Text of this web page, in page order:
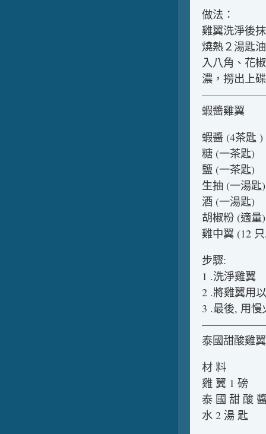
做法：
雞翼洗淨後
燒熱２湯匙
入八角、花
濃，撈出上
蝦醬雞翼
蝦醬 (4茶匙 )
糖 (一茶匙)
鹽 (一茶匙)
生抽 (一湯匙)
酒 (一湯匙)
胡椒粉 (適量)
雞中翼 (12
步驟:
1 .洗淨雞翼
2 .將雞翼用
3 .最後, 用
泰國甜酸雞翼
材 料
雞 翼 1 磅
泰 國 甜 酸
水 2 湯 匙